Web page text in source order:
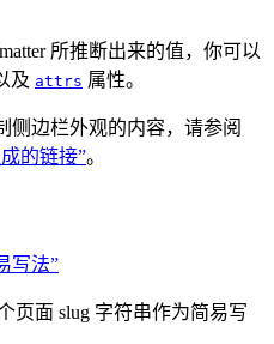
所推断出来的值，你可以
及 attrs 属性。
侧边栏外观的内容，请参阅
的链接”。
写法”
页面 slug 字符串作为简易写